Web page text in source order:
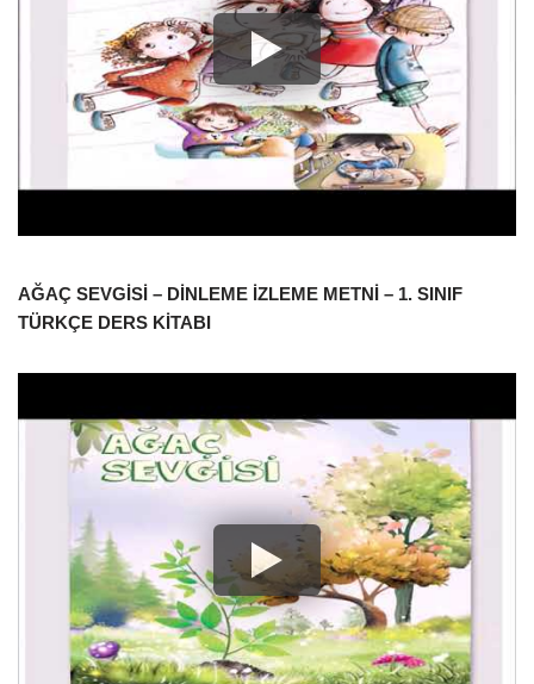
AĞAÇ SEVGİSİ – DİNLEME İZLEME METNİ – 1. SINIF
TÜRKÇE DERS KİTABI